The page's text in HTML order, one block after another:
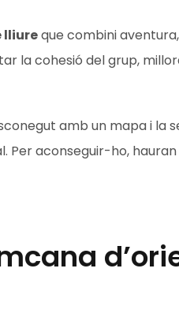
lliureque combini
la cohesió del grup,
amb un mapa i la
aconseguir-ho,